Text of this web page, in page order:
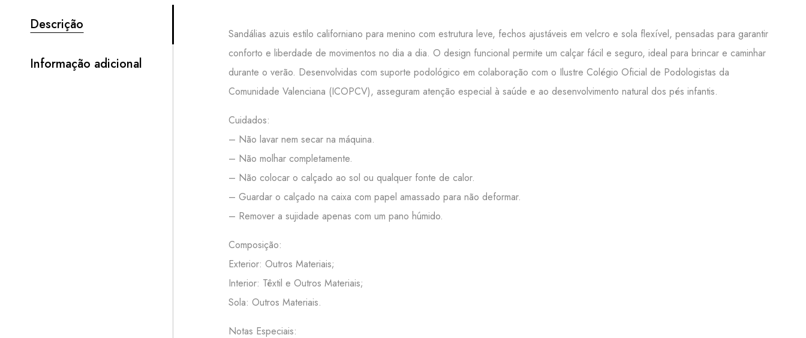
Descrição
Informação adicional
Sandálias azuis estilo californiano para menino com estrutura leve, fechos ajustáveis em velcro e sola flexível, pensadas para garantir
conforto e liberdade de movimentos no dia a dia. O design funcional permite um calçar fácil e seguro, ideal para brincar e caminhar
durante o verão. Desenvolvidas com suporte podológico em colaboração com o Ilustre Colégio Oficial de Podologistas da
Comunidade Valenciana (ICOPCV), asseguram atenção especial à saúde e ao desenvolvimento natural dos pés infantis.
Cuidados:
– Não lavar nem secar na máquina.
– Não molhar completamente.
– Não colocar o calçado ao sol ou qualquer fonte de calor.
– Guardar o calçado na caixa com papel amassado para não deformar.
– Remover a sujidade apenas com um pano húmido.
Composição:
Exterior: Outros Materiais;
Interior: Têxtil e Outros Materiais;
Sola: Outros Materiais.
Notas Especiais: